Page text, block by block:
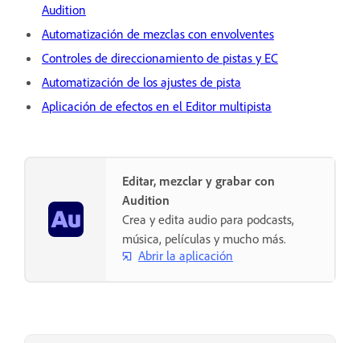
Audition
Automatización de mezclas con envolventes
Controles de direccionamiento de pistas y EC
Automatización de los ajustes de pista
Aplicación de efectos en el Editor multipista
Editar, mezclar y grabar con
Audition
Crea y edita audio para podcasts,
música, películas y mucho más.
Abrir la aplicación